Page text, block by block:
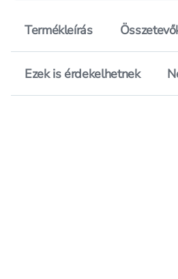
Termékleírás
Ezek is érdekelhetnek